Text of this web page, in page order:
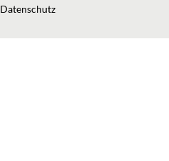
Datenschutz